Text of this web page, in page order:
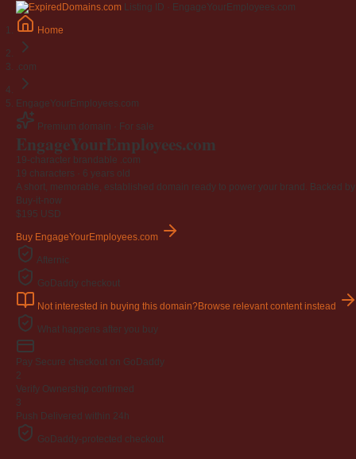
Listing ID · EngageYourEmployees.com
Home
.com
EngageYourEmployees.com
Premium domain · For sale
EngageYourEmployees.com
19-character brandable .com
19 characters · 6 years old
A short, memorable, established domain ready to power your brand. Backed
Buy-it-now
$195 USD
Buy EngageYourEmployees.com
Afternic
GoDaddy checkout
Not interested in buying this domain?Browse relevant content instead
What happens after you buy
Pay Secure checkout on GoDaddy
2
Verify Ownership confirmed
3
Push Delivered within 24h
GoDaddy-protected checkout